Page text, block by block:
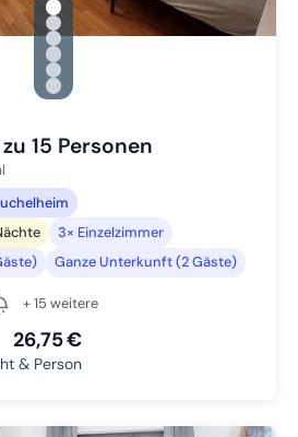
gallery.slide_selector
Zu Slide 1 wechseln
Zu Slide 2 wechseln
Zu Slide 3 wechseln
Zu Slide 4 wechseln
Zu Slide 5 wechseln
Zu Slide 6 wechseln
15 Personen
3× Einzelzimmer
Ganze Unterkunft (2 Gäste)
+ 15 weitere
26,75 €
& Person